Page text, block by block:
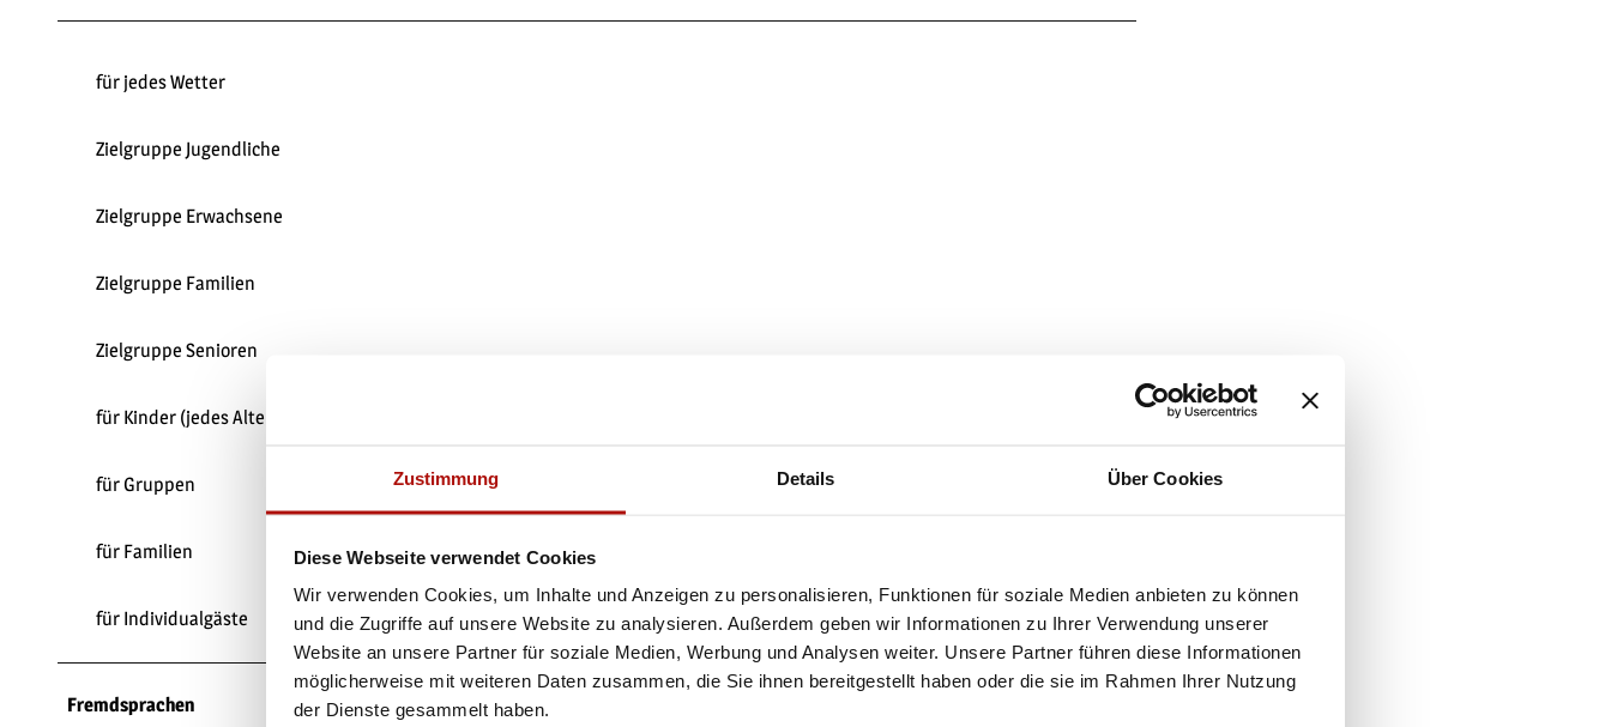
Zustimmung Details Über Cookies
Diese Webseite verwendet Cookies
Wir verwenden Cookies, um Inhalte und Anzeigen zu personalisieren, Funktionen für soziale Medien anbieten zu können
und die Zugriffe auf unsere Website zu analysieren. Außerdem geben wir Informationen zu Ihrer Verwendung unserer
Website an unsere Partner für soziale Medien, Werbung und Analysen weiter. Unsere Partner führen diese Informationen
möglicherweise mit weiteren Daten zusammen, die Sie ihnen bereitgestellt haben oder die sie im Rahmen Ihrer Nutzung
der Dienste gesammelt haben.
für jedes Wetter
Zielgruppe Jugendliche
Zielgruppe Erwachsene
Zielgruppe Familien
Zielgruppe Senioren
für Kinder (jedes Alter)
für Gruppen
für Familien
für Individualgäste
Fremdsprachen